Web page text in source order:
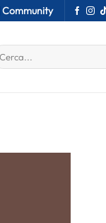
Community